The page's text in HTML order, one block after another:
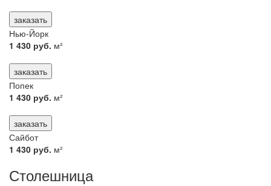
заказать
Нью-Йорк
1 430 руб. м²
заказать
Попек
1 430 руб. м²
заказать
Сайбот
1 430 руб. м²
Столешница